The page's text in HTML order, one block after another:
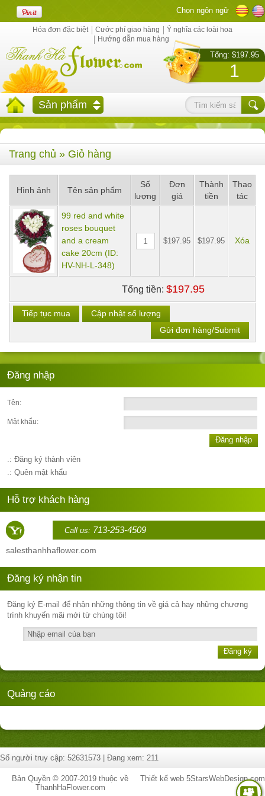
Chọn ngôn ngữ
Tổng: $197.95
1
Hóa đơn đặc biệt Cước phí giao hàng
Ý nghĩa các loài hoa
Hướng dẫn mua hàng
Sản phẩm
Trang chủ » Giỏ hàng
Hình ảnh Tên sản phẩm
Số
lượng
Đơn
giá
Thành
tiền
Thao
tác
99 red and white
roses bouquet
and a cream
cake 20cm (ID:
HV-NH-L-348)
$197.95 $197.95 Xóa
Tổng tiền: $197.95
Tiếp tục mua
Cập nhật số lượng
Gửi đơn hàng/Submit
Đăng nhập
Tên:
Mật khẩu:
Đăng nhập
.: Đăng ký thành viên
.: Quên mật khẩu
Hỗ trợ khách hàng
Call us: 713-253-4509
salesthanhhaflower.com
Đăng ký nhận tin
Đăng ký E-mail để nhận những thông tin về giá cả hay những chương
trình khuyến mãi mới từ chúng tôi!
Đăng ký
Quảng cáo
Số người truy cập: 52631573 | Đang xem: 211
Thiết kế web 5StarsWebDesign.com
Bản Quyền © 2007-2019 thuộc về
ThanhHaFlower.com